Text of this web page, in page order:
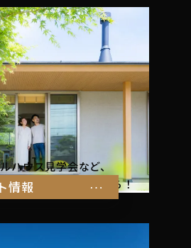
情報
ハウス見学会など、
ント情報はこちらから！